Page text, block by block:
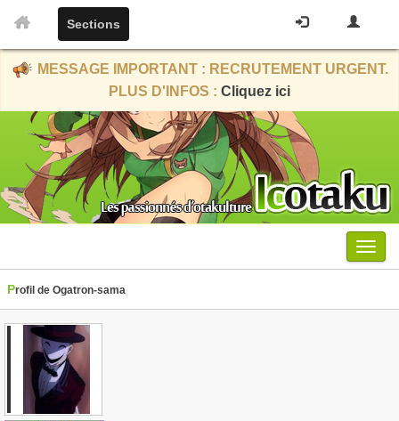
Sections
MESSAGE IMPORTANT : RECRUTEMENT URGENT.
PLUS D'INFOS : Cliquez ici
Menu
Profil de Ogatron-sama